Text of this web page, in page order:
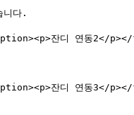
다.
잔디 연동2</
잔디 연동3</